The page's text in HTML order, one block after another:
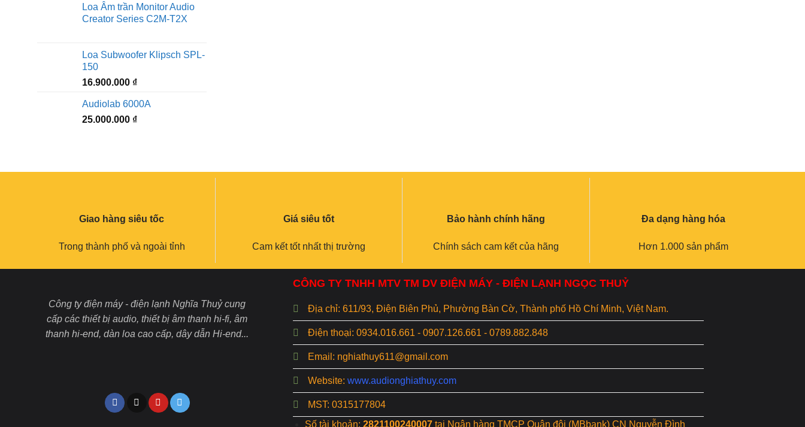
Loa Âm trần Monitor Audio
Creator Series C2M-T2X
Loa Subwoofer Klipsch SPL-
150
16.900.000 ₫
Audiolab 6000A
25.000.000 ₫
Giao hàng siêu tốc
Trong thành phố và ngoài tỉnh
Giá siêu tốt
Cam kết tốt nhất thị trường
Bảo hành chính hãng
Chính sách cam kết của hãng
Đa dạng hàng hóa
Hơn 1.000 sản phẩm
Công ty điện máy - điện lạnh Nghĩa Thuỷ cung
cấp các thiết bị audio, thiết bị âm thanh hi-fi, âm
thanh hi-end, dàn loa cao cấp, dây dẫn Hi-end...
CÔNG TY TNHH MTV TM DV ĐIỆN MÁY - ĐIỆN LẠNH NGỌC THUỶ
Địa chỉ: 611/93, Điện Biên Phủ, Phường Bàn Cờ, Thành phố Hồ Chí Minh, Việt Nam.
Điện thoại: 0934.016.661 - 0907.126.661 - 0789.882.848
Email: nghiathuy611@gmail.com
Website: www.audionghiathuy.com
MST: 0315177804
Số tài khoản: 2821100240007 tại Ngân hàng TMCP Quân đội (MBbank) CN Nguyễn Đình